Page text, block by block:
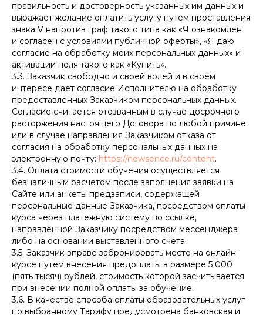
правильность и достоверность указанных им данных и
выражает желание оплатить услугу путем проставления
знака V напротив граф такого типа как «Я ознакомлен
и согласен с условиями публичной оферты», «Я даю
согласие на обработку моих персональных данных» и
активации поля такого как «Купить».
3.3. Заказчик свободно и своей волей и в своём
интересе даёт согласие Исполнителю на обработку
предоставленных Заказчиком персональных данных.
Согласие считается отозванным в случае досрочного
расторжения настоящего Договора по любой причине
или в случае направления Заказчиком отказа от
согласия на обработку персональных данных на
электронную почту: https://newsence.ru/content.
3.4. Оплата стоимости обучения осуществляется
безналичным расчётом после заполнения заявки на
Сайте или анкеты предзаписи, содержащей
персональные данные Заказчика, посредством оплаты
курса через платежную систему по ссылке,
направленной Заказчику посредством мессенджера
либо на основании выставленного счета.
3.5. Заказчик вправе забронировать место на онлайн-
курсе путем внесения предоплаты в размере 5 000
(пять тысяч) рублей, стоимость которой засчитывается
при внесении полной оплаты за обучение.
3.6. В качестве способа оплаты образовательных услуг
по выбранному Тарифу предусмотрена банковская и